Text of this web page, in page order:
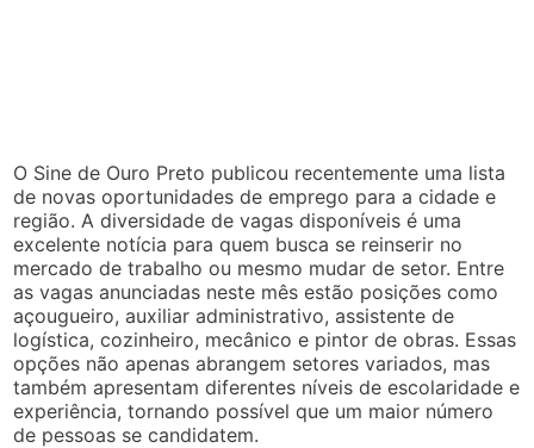
O Sine de Ouro Preto publicou recentemente uma lista
de novas oportunidades de emprego para a cidade e
região. A diversidade de vagas disponíveis é uma
excelente notícia para quem busca se reinserir no
mercado de trabalho ou mesmo mudar de setor. Entre
as vagas anunciadas neste mês estão posições como
açougueiro, auxiliar administrativo, assistente de
logística, cozinheiro, mecânico e pintor de obras. Essas
opções não apenas abrangem setores variados, mas
também apresentam diferentes níveis de escolaridade e
experiência, tornando possível que um maior número
de pessoas se candidatem.